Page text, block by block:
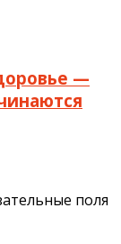
—
поля